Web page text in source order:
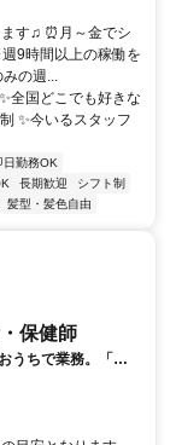
す♫ ⏰月～金でシ
9時間以上の稼働を
の週...
全国どこでも好きな
✨今いるスタッフ
日勤務OK
長期歓迎
シフト制
髪型・髪色自由
保健師
うちで業務。「も
の日中だけ」「夕
間調整が可能で
応えのある収入